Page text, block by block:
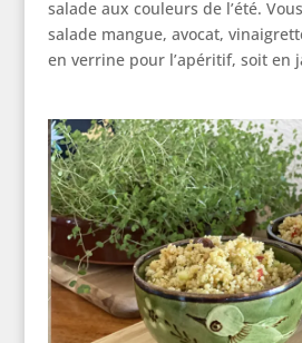
salade aux couleurs de l’été.
salade mangue, avocat,
en verrine pour l’apéritif, soit en